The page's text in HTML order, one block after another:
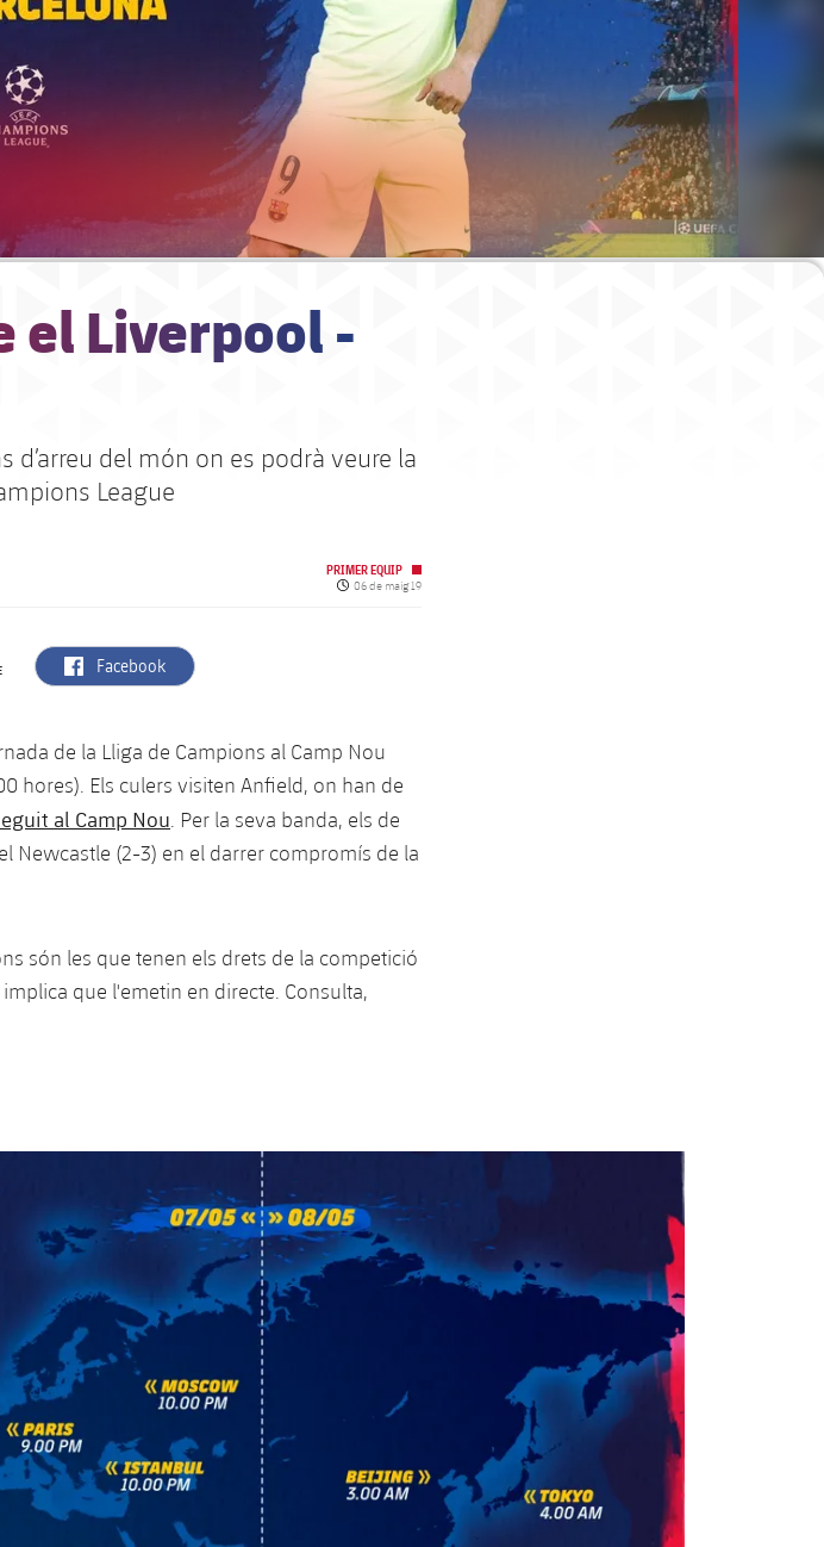
el Liverpool -
d’arreu del món on es podrà veure la
League
PRIMER EQUIP
Data de publicació
06 de maig 19
label.aria.facebook
Facebook
de la Lliga de Campions al Camp Nou
hores). Els culers visiten Anfield, on han de
al Camp Nou. Per la seva banda, els de
Newcastle (2-3) en el darrer compromís de la
són les que tenen els drets de la competició
que l'emetin en directe. Consulta,